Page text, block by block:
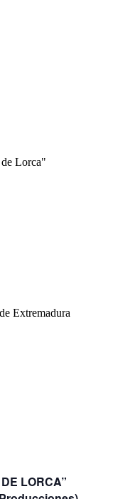
Lorca"
Extremadura
LORCA”